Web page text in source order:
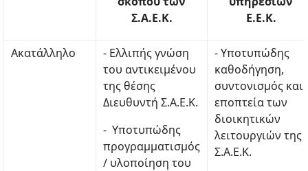
Σ.Α.Ε.Κ.
Ε.Ε.Κ.
Ακατάλληλο
- Ελλιπής γνώση
του αντικειμένου
της θέσης
Διευθυντή Σ.Α.Ε.Κ.
- Υποτυπώδης
προγραμματισμός
/ υλοποίηση του
- Υποτυπώδης
καθοδήγηση,
συντονισμός και
εποπτεία των
διοικητικών
λειτουργιών της
Σ.Α.Ε.Κ.